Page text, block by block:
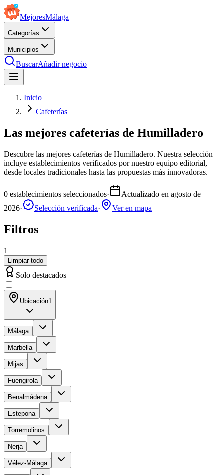
MejoresMálaga
Categorías
Municipios
BuscarAñadir negocio
Inicio
Cafeterías
Las mejores cafeterías de Humilladero
Descubre las mejores cafeterías de Humilladero. Nuestra selección
incluye establecimientos verificados por nuestro equipo editorial,
desde locales tradicionales hasta las propuestas más innovadoras.
0 establecimientos seleccionados· Actualizado en agosto de
2026· Selección verificada· Ver en mapa
Filtros
1
Limpiar todo
Solo destacados
Ubicación1
Málaga
Marbella
Mijas
Fuengirola
Benalmádena
Estepona
Torremolinos
Nerja
Vélez-Málaga